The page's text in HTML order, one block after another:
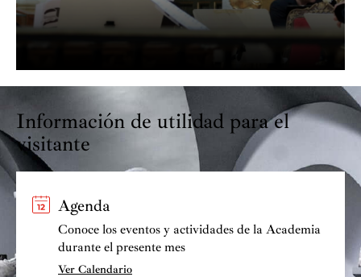
Información de utilidad para el
visitante
Agenda
Conoce los eventos y actividades de la Academia
durante el presente mes
Ver Calendario